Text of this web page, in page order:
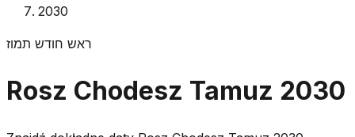
2030
ראש חודש תמוז
Rosz Chodesz Tamuz 2030